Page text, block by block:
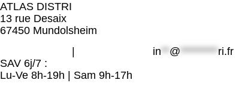
ATLAS DISTRI
13 rue Desaix
67450 Mundolsheim
| in ** @ ********* ri.fr
SAV 6j/7 :
Lu-Ve 8h-19h | Sam 9h-17h